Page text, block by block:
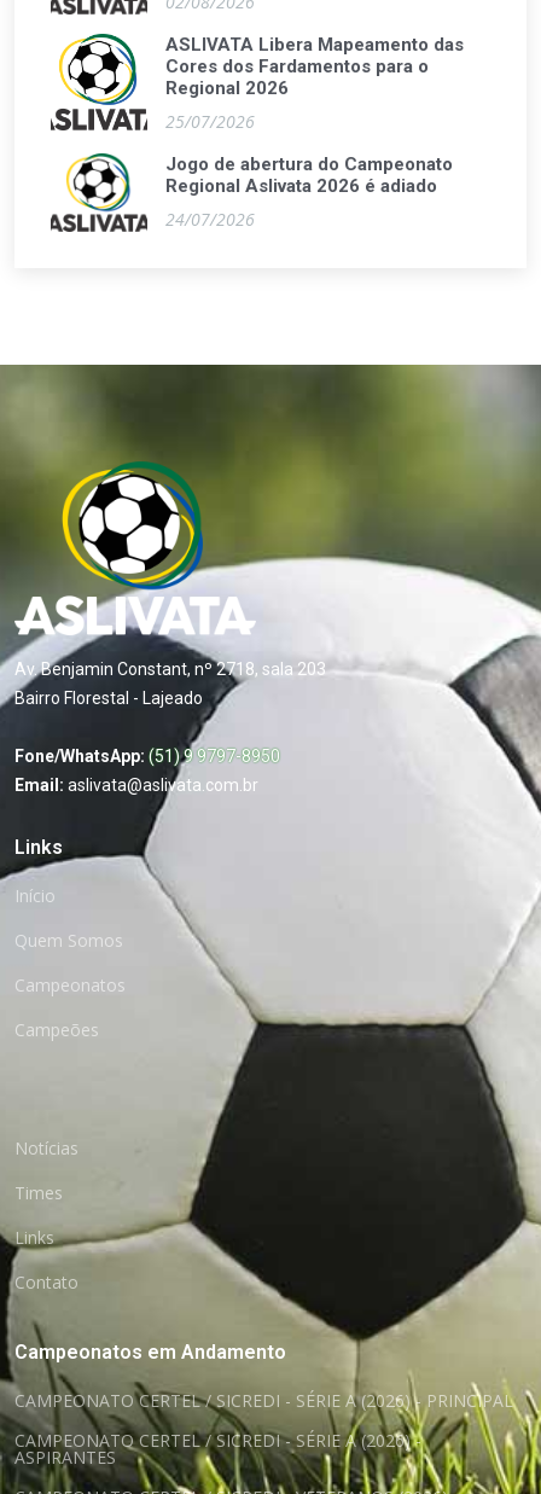
ASLIVATA Libera Mapeamento das
Cores dos Fardamentos para o
Regional 2026
25/07/2026
Jogo de abertura do Campeonato
Regional Aslivata 2026 é adiado
24/07/2026
Av. Benjamin Constant, nº 2718, sala 203
Bairro Florestal - Lajeado
Fone/WhatsApp: (51) 9 9797-8950
Email: aslivata@aslivata.com.br
Links
Início
Quem Somos
Campeonatos
Campeões
Notícias
Times
Links
Contato
Campeonatos em Andamento
CAMPEONATO CERTEL / SICREDI - SÉRIE A (2026) - PRINCIPAL
CAMPEONATO CERTEL / SICREDI - SÉRIE A (2026) -
ASPIRANTES